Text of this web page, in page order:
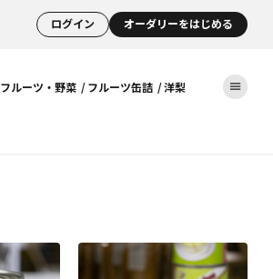
ログイン オーダリーをはじめる
フルーツ・野菜 フルーツ缶詰 洋梨